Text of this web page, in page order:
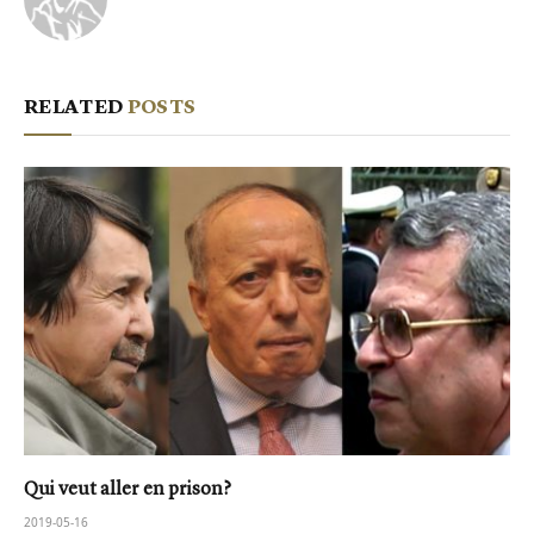
RELATEDPOSTS
Qui veut aller en prison?
2019-05-16